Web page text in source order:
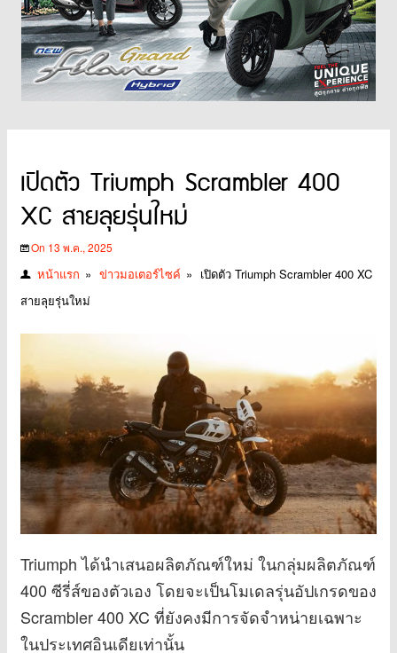
เปิดตัว Triumph Scrambler 400
XC สายลุยรุ่นใหม่
On 13 พ.ค., 2025
หน้าแรก » ข่าวมอเตอร์ไซค์ » เปิดตัว Triumph Scrambler 400 XC
สายลุยรุ่นใหม่
Triumph ได้นำเสนอผลิตภัณฑ์ใหม่ ในกลุ่มผลิตภัณฑ์
400 ซีรี่ส์ของตัวเอง โดยจะเป็นโมเดลรุ่นอัปเกรดของ
Scrambler 400 XC ที่ยังคงมีการจัดจำหน่ายเฉพาะ
ในประเทศอินเดียเท่านั้น